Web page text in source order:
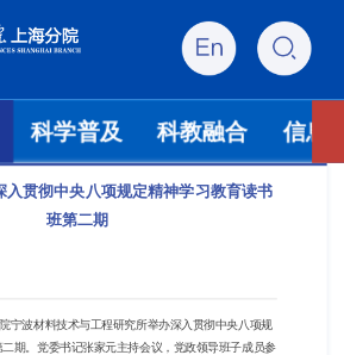
科学普及 科教融合 信息
入贯彻中央八项规定精神学习教育读书
班第二期
宁波材料技术与工程研究所举办深入贯彻中央八项规
期。党委书记张家元主持会议，党政领导班子成员参